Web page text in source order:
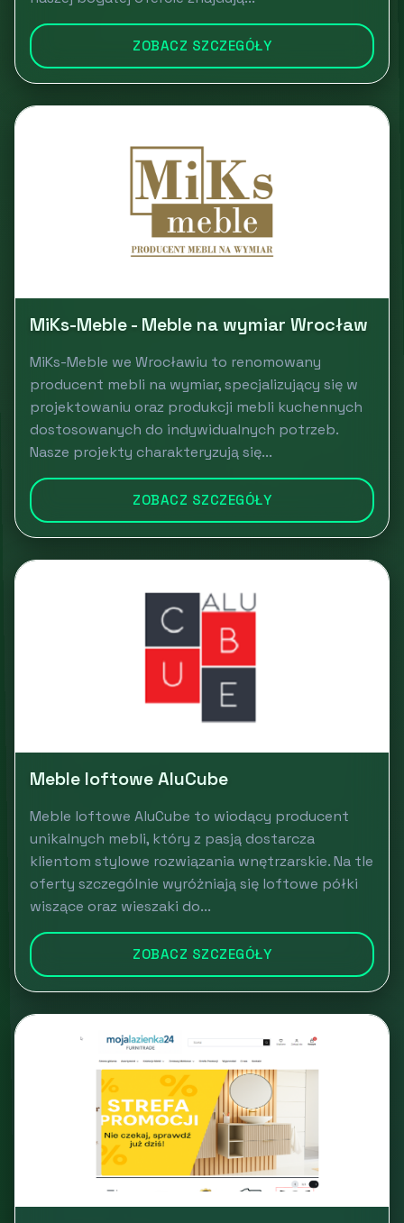
ZOBACZ SZCZEGÓŁY
MiKs-Meble - Meble na wymiar Wrocław
MiKs-Meble we Wrocławiu to renomowany
producent mebli na wymiar, specjalizujący się w
projektowaniu oraz produkcji mebli kuchennych
dostosowanych do indywidualnych potrzeb.
Nasze projekty charakteryzują się...
ZOBACZ SZCZEGÓŁY
Meble loftowe AluCube
Meble loftowe AluCube to wiodący producent
unikalnych mebli, który z pasją dostarcza
klientom stylowe rozwiązania wnętrzarskie. Na tle
oferty szczególnie wyróżniają się loftowe półki
wiszące oraz wieszaki do...
ZOBACZ SZCZEGÓŁY